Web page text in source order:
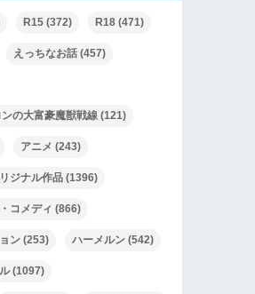
R15 (372) R18 (471)
えっちなお話 (457)
の大富豪魔獣戦線 (121)
アニメ (243)
ジナル作品 (1396)
コメディ (866)
ン (253) ハーメルン (542)
(1097)